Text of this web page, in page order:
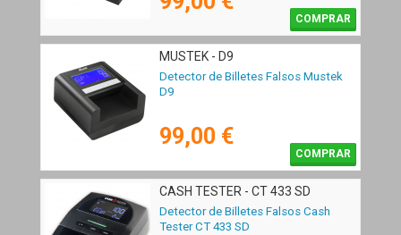
COMPRAR
MUSTEK - D9
Detector de Billetes Falsos Mustek
D9
99,00 €
COMPRAR
CASH TESTER - CT 433 SD
Detector de Billetes Falsos Cash
Tester CT 433 SD